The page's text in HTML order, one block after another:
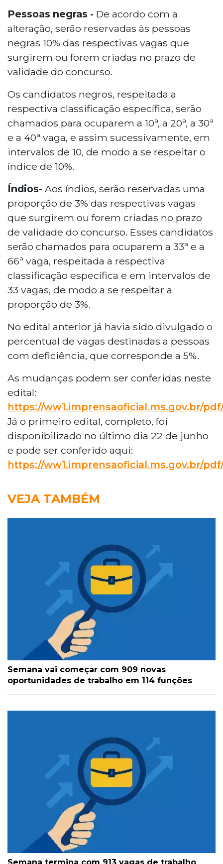
Pessoas negras - De acordo com a
alteração, serão reservadas às pessoas
negras 10% das respectivas vagas que
surgirem ou forem criadas no prazo de
validade do concurso.
Os candidatos negros, respeitada a
respectiva classificação específica, serão
chamados para ocuparem a 10ª, a 20ª, a 30ª
e a 40ª vaga, e assim sucessivamente, em
intervalos de 10, de modo a se respeitar o
índice de 10%.
Índios- Aos índios, serão reservadas uma
proporção de 3% das respectivas vagas
que surgirem ou forem criadas no prazo
de validade do concurso. Esses candidatos
serão chamados para ocuparem a 33ª e a
66ª vaga, respeitada a respectiva
classificação específica e em intervalos de
33 vagas, de modo a se respeitar a
proporção de 3%.
No edital anterior já havia sido divulgado o
percentual de vagas destinadas a pessoas
com deficiência, que corresponde a 5%.
As mudanças podem ser conferidas neste
edital:
https://ww1.imprensaoficial.ms.gov.br/pdf/
Já o primeiro edital, completo, foi
disponibilizado no último dia 22 de junho
e pode ser conferido aqui:
https://ww1.imprensaoficial.ms.gov.br/
VEJA TAMBÉM
Semana vai começar com 909 novas
oportunidades de trabalho em 114 funções
Semana termina com 913 vagas de trabalho